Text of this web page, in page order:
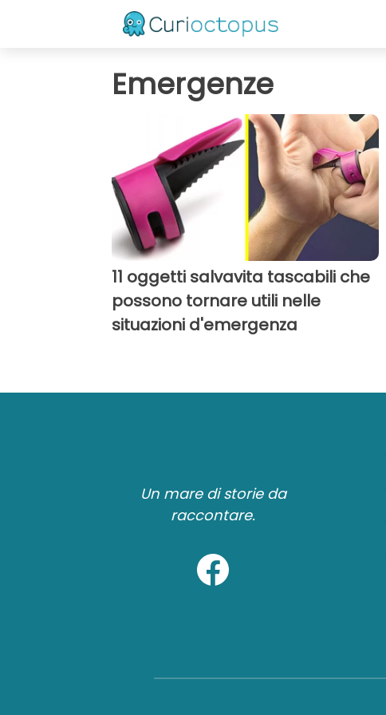
Emergenze
11 oggetti salvavita tascabili che
possono tornare utili nelle
situazioni d'emergenza
Un mare di storie da
raccontare.